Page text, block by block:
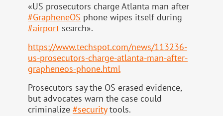
«US prosecutors charge Atlanta man after
#GrapheneOS phone wipes itself during
#airport search».
https://www.techspot.com/news/113236-
us-prosecutors-charge-atlanta-man-after-
grapheneos-phone.html
Prosecutors say the OS erased evidence,
but advocates warn the case could
criminalize #securitytools.